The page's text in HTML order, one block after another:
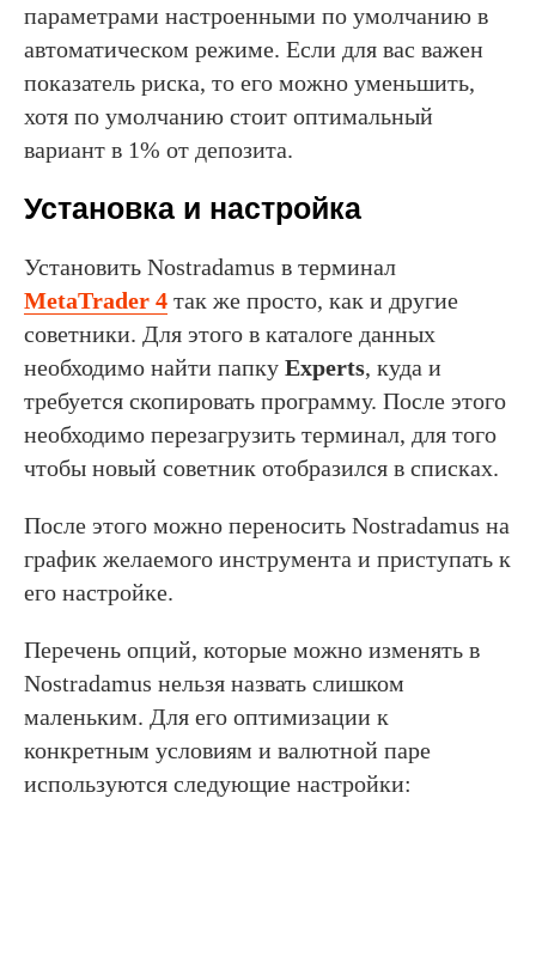
параметрами настроенными по умолчанию в
автоматическом режиме. Если для вас важен
показатель риска, то его можно уменьшить,
хотя по умолчанию стоит оптимальный
вариант в 1% от депозита.
Установка и настройка
Установить Nostradamus в терминал
MetaTrader 4 так же просто, как и другие
советники. Для этого в каталоге данных
необходимо найти папку Experts, куда и
требуется скопировать программу. После этого
необходимо перезагрузить терминал, для того
чтобы новый советник отобразился в списках.
После этого можно переносить Nostradamus на
график желаемого инструмента и приступать к
его настройке.
Перечень опций, которые можно изменять в
Nostradamus нельзя назвать слишком
маленьким. Для его оптимизации к
конкретным условиям и валютной паре
используются следующие настройки: